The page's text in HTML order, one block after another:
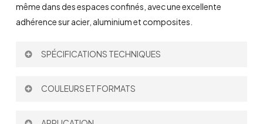
même dans des espaces confinés, avec une excellente
adhérence sur acier, aluminium et composites.
SPÉCIFICATIONS TECHNIQUES
Rendement Théorique:
Rapport de Mélange par volume:
COULEURS ET FORMATS
Couleur: